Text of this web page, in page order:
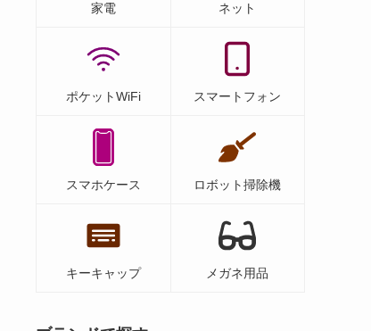
家電 ネット
ポケットWiFi スマートフォン
スマホケース ロボット掃除機
キーキャップ メガネ用品